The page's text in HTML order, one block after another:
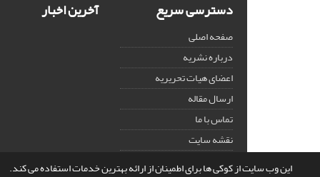
این وب سایت از کوکی ها برای اطمینان از ارائه بهترین خدمات استفاده می کند.
دسترسی سریع
صفحه اصلی
درباره نشریه
اعضای هیات تحریریه
ارسال مقاله
تماس با ما
نقشه سایت
آخرین اخبار